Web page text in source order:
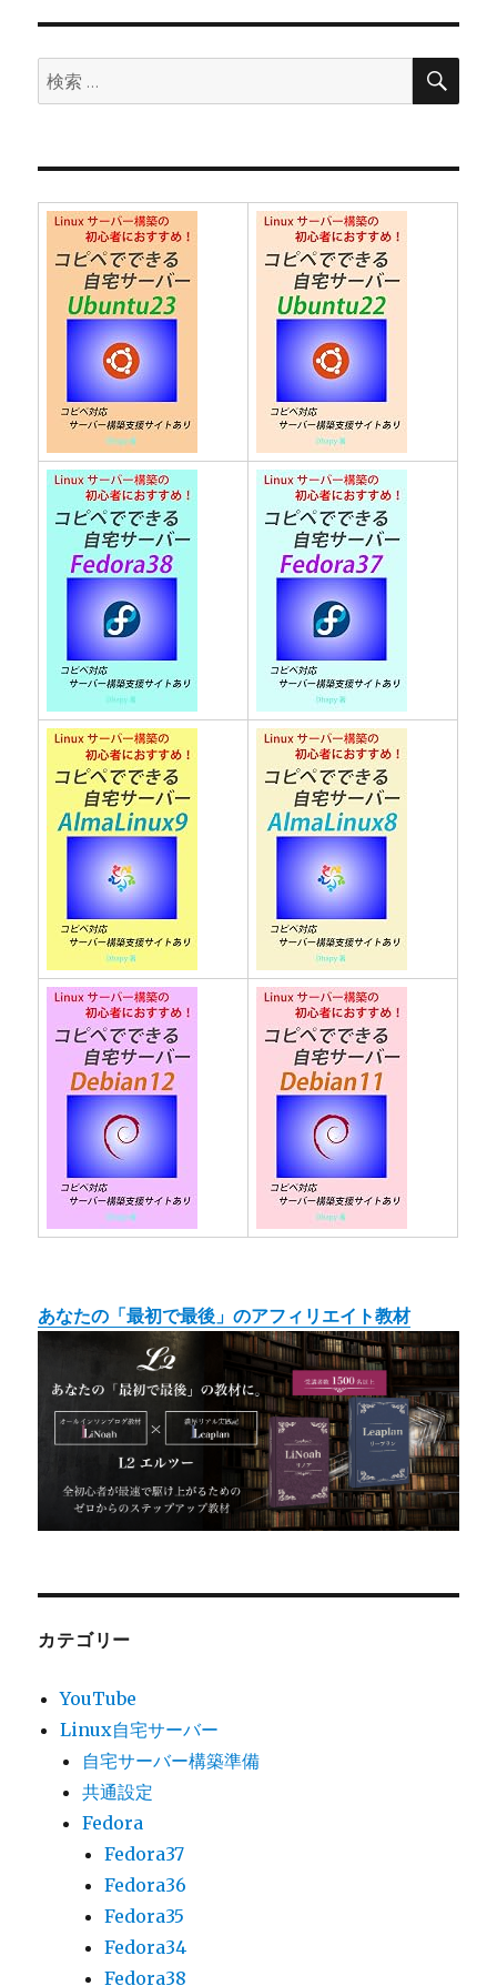
ン
検
索:
検
あなたの「最初で最後」のアフィリエイト教材
カテゴリー
YouTube
Linux自宅サーバー
自宅サーバー構築準備
共通設定
Fedora
Fedora37
Fedora36
Fedora35
Fedora34
Fedora38